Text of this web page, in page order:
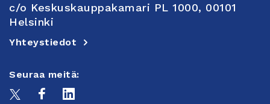
c/o Keskuskauppakamari PL 1000, 00101
Helsinki
Yhteystiedot
Seuraa meitä: